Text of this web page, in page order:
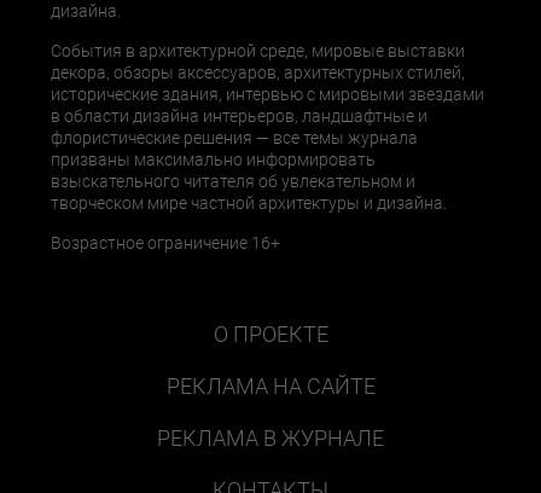
дизайна.
События в архитектурной среде, мировые выставки
декора, обзоры аксессуаров, архитектурных стилей,
исторические здания, интервью с мировыми звездами
в области дизайна интерьеров, ландшафтные и
флористические решения — все темы журнала
призваны максимально информировать
взыскательного читателя об увлекательном и
творческом мире частной архитектуры и дизайна.
Возрастное ограничение 16+
О ПРОЕКТЕ
РЕКЛАМА НА САЙТЕ
РЕКЛАМА В ЖУРНАЛЕ